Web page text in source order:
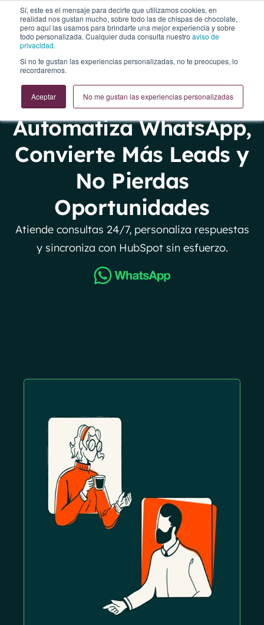
Sí, este es el mensaje para decirte que utilizamos cookies, en
realidad nos gustan mucho, sobre todo las de chispas de chocolate,
pero aquí las usamos para brindarte una mejor experiencia y sobre
todo personalizada. Cualquier duda consulta nuestro aviso de
privacidad.
Si no te gustan las experiencias personalizadas, no te preocupes, lo
recordaremos.
Aceptar No me gustan las experiencias personalizadas
WHATSAPP AUTOMATION
Automatiza WhatsApp,
Convierte Más Leads y
No Pierdas
Oportunidades
Atiende consultas 24/7, personaliza respuestas
y sincroniza con HubSpot sin esfuerzo.